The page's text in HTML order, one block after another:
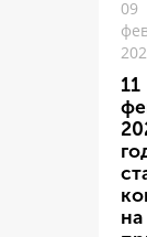
09
11
на